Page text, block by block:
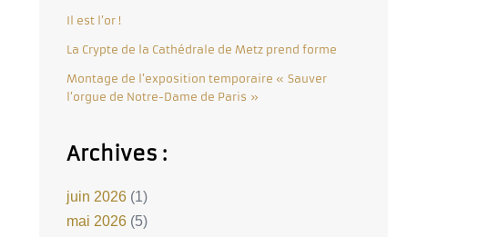
Il est l’or !
La Crypte de la Cathédrale de Metz prend forme
Montage de l’exposition temporaire « Sauver
l’orgue de Notre-Dame de Paris »
Archives :
juin 2026(1)
mai 2026(5)